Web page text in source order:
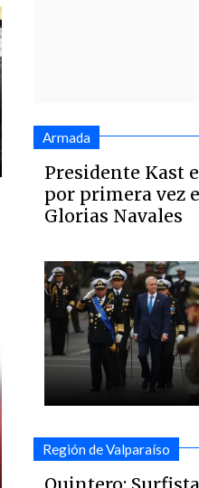
Armada
Presidente Kast
por primera vez
Glorias Navales
Región de Valparaíso